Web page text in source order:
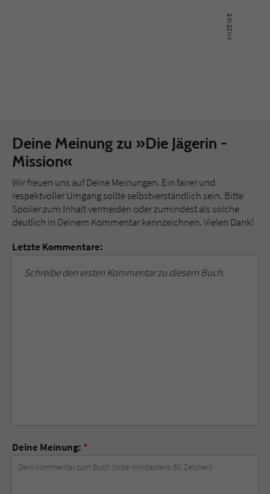
Deine Meinung zu »Die Jägerin -
Mission«
Wir freuen uns auf Deine Meinungen. Ein fairer und
respektvoller Umgang sollte selbstverständlich sein. Bitte
Spoiler zum Inhalt vermeiden oder zumindest als solche
deutlich in Deinem Kommentar kennzeichnen. Vielen Dank!
Letzte Kommentare:
Schreibe den ersten Kommentar zu diesem Buch.
Deine Meinung: *